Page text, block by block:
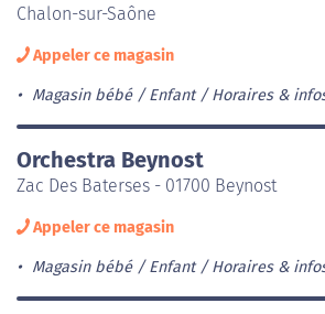
Chalon-sur-Saône
Appeler ce magasin
Magasin bébé / Enfant Horaires &
Orchestra Beynost
Zac Des Baterses - 01700 Beynost
Appeler ce magasin
Magasin bébé / Enfant Horaires &